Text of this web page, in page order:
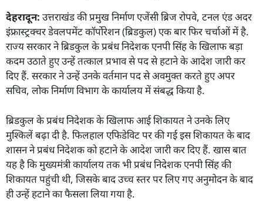
देहरादून: उत्तराखंड की प्रमुख निर्माण एजेंसी ब्रिज रोपवे, टनल एंड अदर
इंफ्रास्ट्रक्चर डेवलपमेंट कॉर्पोरेशन (ब्रिडकुल) एक बार फिर चर्चाओं में है.
राज्य सरकार ने ब्रिडकुल के प्रबंध निदेशक एनपी सिंह के खिलाफ बड़ा
कदम उठाते हुए उन्हें तत्काल प्रभाव से पद से हटाने के आदेश जारी कर
दिए हैं. सरकार ने उन्हें उनके वर्तमान पद से अवमुक्त करते हुए अपर
सचिव, लोक निर्माण विभाग के कार्यालय में संबद्ध किया है.
ब्रिडकुल के प्रबंध निदेशक के खिलाफ आई शिकायत ने उनके लिए
मुश्किलें बढ़ा दी है. फिलहाल एफिडेविट पर की गई इस शिकायत के बाद
शासन ने प्रबंध निदेशक को हटाने के आदेश जारी कर दिए हैं. खास बात
यह है कि मुख्यमंत्री कार्यालय तक भी प्रबंध निदेशक एनपी सिंह की
शिकायत पहुंची थी, जिसके बाद उच्च स्तर पर लिए गए अनुमोदन के बाद
ही उन्हें हटाने का फैसला लिया गया है.